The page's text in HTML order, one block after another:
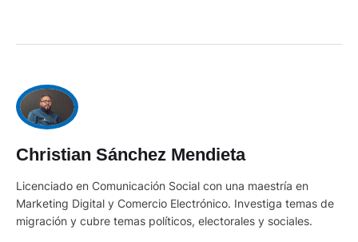
Christian Sánchez Mendieta
Licenciado en Comunicación Social con una maestría en
Marketing Digital y Comercio Electrónico. Investiga temas de
migración y cubre temas políticos, electorales y sociales.